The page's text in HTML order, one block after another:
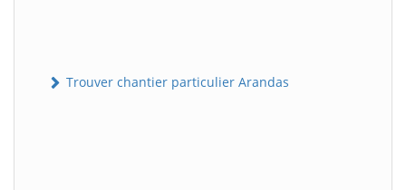
Trouver chantier particulier Arandas